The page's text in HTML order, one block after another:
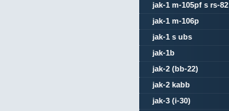
jak-1 m-105pf s rs-82
jak-1 m-106p
jak-1 s ubs
jak-1b
jak-2 (bb-22)
jak-2 kabb
jak-3 (i-30)